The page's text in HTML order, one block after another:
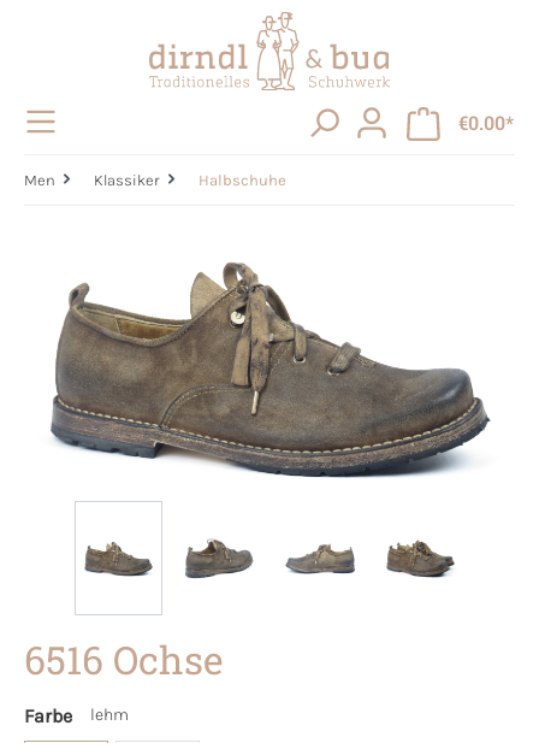
€0.00*
Men Klassiker Halbschuhe
6516 Ochse
Farbe lehm